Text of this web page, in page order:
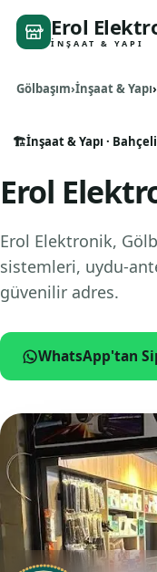
Erol
İNŞAAT & YAPI
Gölbaşım İnşaat & Yapı
🏗️İnşaat & Yapı ·
Erol
Erol Elektronik,
sistemleri, uydu-
güvenilir adres.
WhatsApp'tan